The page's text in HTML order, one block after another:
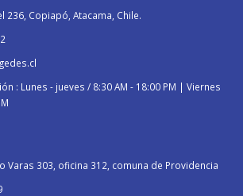
236, Copiapó, Atacama, Chile.
: Lunes - jueves / 8:30 AM - 18:00 PM | Viernes
Varas 303, oficina 312, comuna de Providencia